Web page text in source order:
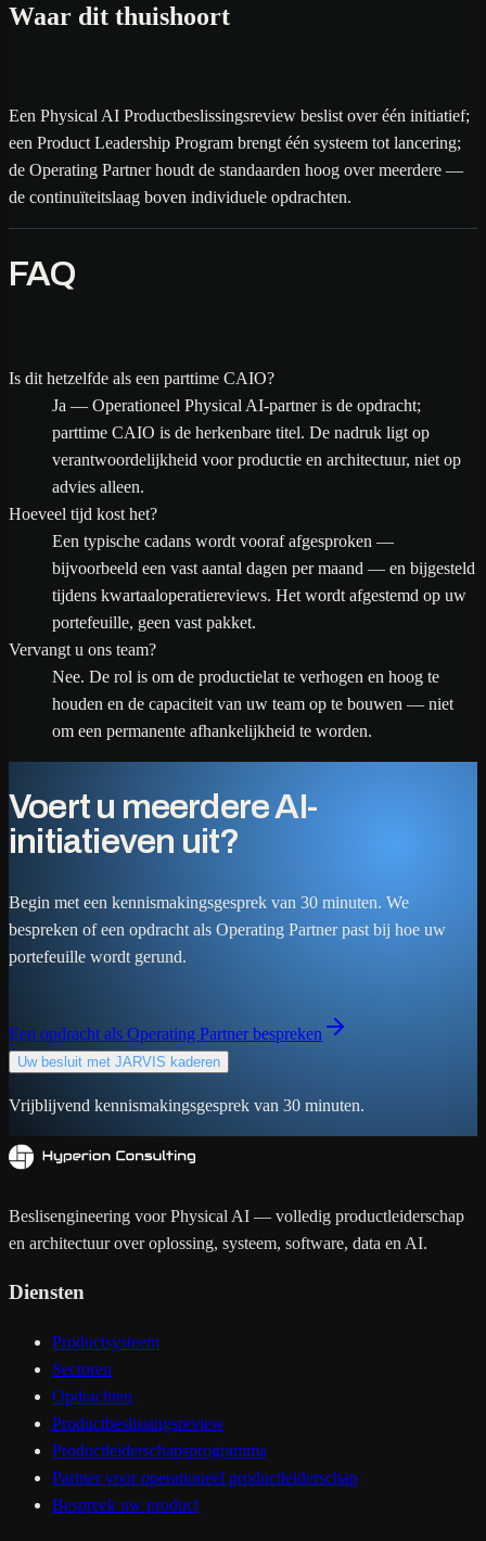
Waar dit thuishoort
Een Physical AI Productbeslissingsreview beslist over één initiatief;
een Product Leadership Program brengt één systeem tot lancering;
de Operating Partner houdt de standaarden hoog over meerdere —
de continuïteitslaag boven individuele opdrachten.
FAQ
Is dit hetzelfde als een parttime CAIO?
Ja — Operationeel Physical AI-partner is de opdracht;
parttime CAIO is de herkenbare titel. De nadruk ligt op
verantwoordelijkheid voor productie en architectuur, niet op
advies alleen.
Hoeveel tijd kost het?
Een typische cadans wordt vooraf afgesproken —
bijvoorbeeld een vast aantal dagen per maand — en bijgesteld
tijdens kwartaaloperatiereviews. Het wordt afgestemd op uw
portefeuille, geen vast pakket.
Vervangt u ons team?
Nee. De rol is om de productielat te verhogen en hoog te
houden en de capaciteit van uw team op te bouwen — niet
om een permanente afhankelijkheid te worden.
Voert u meerdere AI-
initiatieven uit?
Begin met een kennismakingsgesprek van 30 minuten. We
bespreken of een opdracht als Operating Partner past bij hoe uw
portefeuille wordt gerund.
Een opdracht als Operating Partner bespreken
Uw besluit met JARVIS kaderen
Vrijblijvend kennismakingsgesprek van 30 minuten.
Beslisengineering voor Physical AI — volledig productleiderschap
en architectuur over oplossing, systeem, software, data en AI.
Diensten
Productsysteem
Sectoren
Opdrachten
Productbeslissingsreview
Productleiderschapsprogramma
Partner voor operationeel productleiderschap
Bespreek uw product